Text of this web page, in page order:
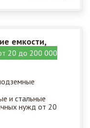
емкости,
20 до 200 000
и стальные
нужд от 20